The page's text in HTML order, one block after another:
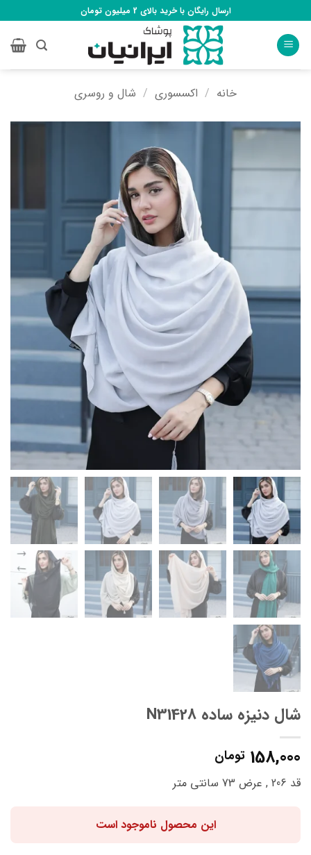
to
content
ارسال رایگان با خرید بالای 2 میلیون تومان
خانه / اکسسوری / شال و روسری
شال دنیزه ساده N31428
158,000 تومان
قد 206 , عرض 73 سانتی متر
این محصول ناموجود است